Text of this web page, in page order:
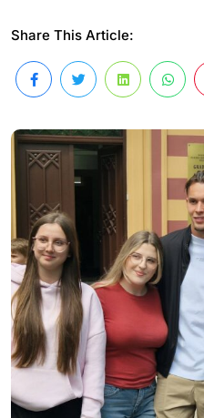
Share This Article: